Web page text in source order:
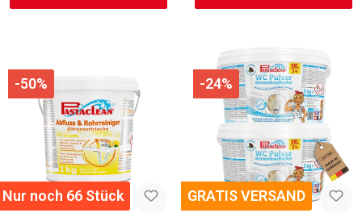
-50%
Nur noch 66 Stück
-24%
GRATIS VERSAND